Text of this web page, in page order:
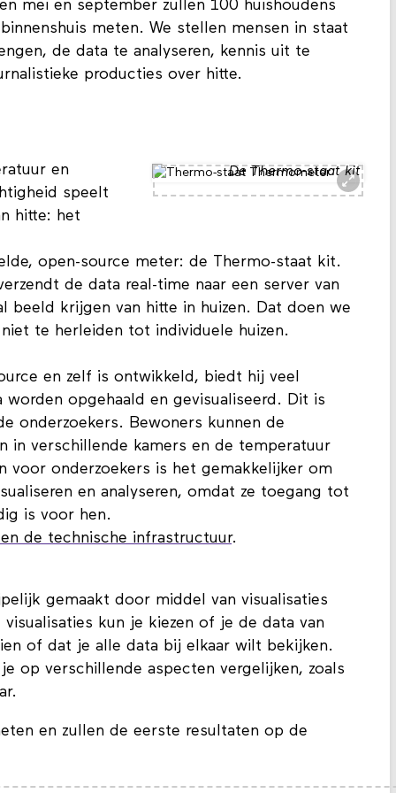
mei en september zullen 100 huishoudens
meten. We stellen mensen in staat
de data te analyseren, kennis uit te
producties over hitte.
De Thermo-staat kit
en
speelt
hitte: het
open-source meter: de Thermo-staat kit.
de data real-time naar een server van
beeld krijgen van hitte in huizen. Dat doen we
te herleiden tot individuele huizen.
en zelf is ontwikkeld, biedt hij veel
opgehaald en gevisualiseerd. Dit is
onderzoekers. Bewoners kunnen de
in verschillende kamers en de temperatuur
voor onderzoekers is het gemakkelijker om
en analyseren, omdat ze toegang tot
is voor hen.
de technische infrastructuur.
gemaakt door middel van visualisaties
kun je kiezen of je de data van
of dat je alle data bij elkaar wilt bekijken.
op verschillende aspecten vergelijken, zoals
en zullen de eerste resultaten op de